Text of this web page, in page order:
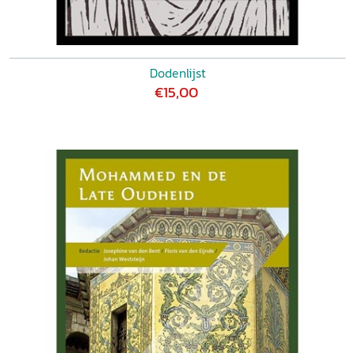
Dodenlijst
€15,00